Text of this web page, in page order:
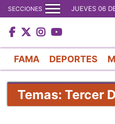
SECCIONES JUEVES 06
FAMA DEPORTES
Temas: Tercer